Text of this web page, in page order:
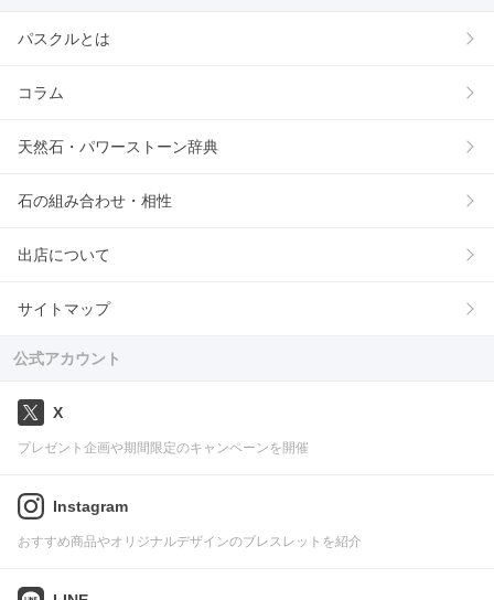
パスクルとは
コラム
天然石・パワーストーン辞典
石の組み合わせ・相性
出店について
サイトマップ
公式アカウント
X
プレゼント企画や期間限定のキャンペーンを開催
Instagram
おすすめ商品やオリジナルデザインのブレスレットを紹介